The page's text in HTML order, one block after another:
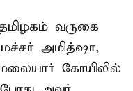
வருகை
அமித்ஷா,
கோயிலில்